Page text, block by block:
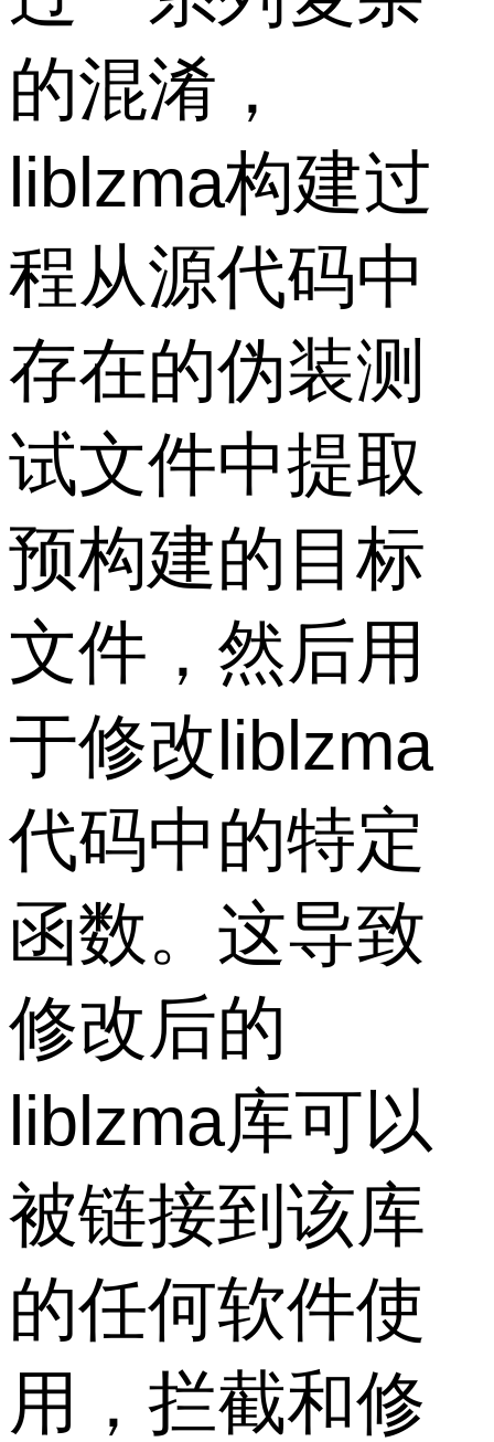
的混淆，
liblzma构建过
程从源代码中
存在的伪装测
试文件中提取
预构建的目标
文件，然后用
于修改liblzma
代码中的特定
函数。这导致
修改后的
liblzma库可以
被链接到该库
的任何软件使
用，拦截和修